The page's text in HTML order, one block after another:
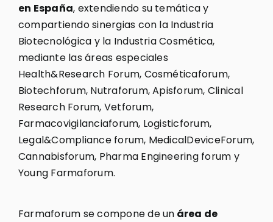
en España, extendiendo su temática y
compartiendo sinergias con la Industria
Biotecnológica y la Industria Cosmética,
mediante las áreas especiales
Health&Research Forum, Cosméticaforum,
Biotechforum, Nutraforum, Apisforum, Clinical
Research Forum, Vetforum,
Farmacovigilanciaforum, Logisticforum,
Legal&Compliance forum, MedicalDeviceForum,
Cannabisforum, Pharma Engineering forum y
Young Farmaforum.
Farmaforum se compone de un área de